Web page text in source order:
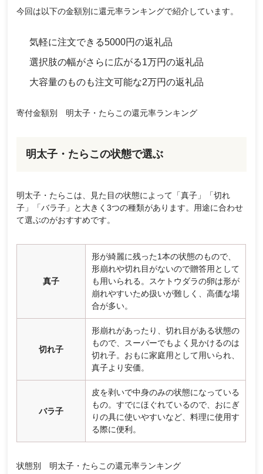
今回は以下の金額別に還元率ランキングで紹介しています。
気軽に注文できる5000円の返礼品
選択肢の幅がさらに広がる1万円の返礼品
大容量のものも注文可能な2万円の返礼品
寄付金額別 明太子・たらこの還元率ランキング
明太子・たらこの状態で選ぶ
明太子・たらこは、見た目の状態によって「真子」「切れ
子」「バラ子」と大きく3つの種類があります。用途に合わせ
て選ぶのがおすすめです。
真子
形が綺麗に残った1本の状態のもので、
形崩れや切れ目がないので贈答用として
も用いられる。スケトウダラの卵は形が
崩れやすいため扱いが難しく、高価な場
合が多い。
切れ子
形崩れがあったり、切れ目がある状態の
もので、スーパーでもよく見かけるのは
切れ子。おもに家庭用として用いられ、
真子より安価。
バラ子
皮を剥いで中身のみの状態になっている
もの。すでにほぐれているので、おにぎ
りの具に使いやすいなど、料理に使用す
る際に便利。
状態別 明太子・たらこの還元率ランキング